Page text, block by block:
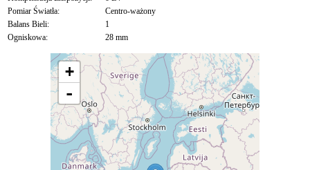
Pomiar Światła:
Centro-ważony
Balans Bieli:
1
Ogniskowa:
28 mm
+
-